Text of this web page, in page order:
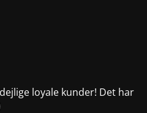
loyale kunder! Det har